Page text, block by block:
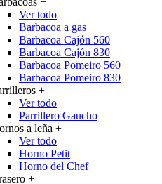
Ver todo
Barbacoa a gas
Barbacoa Cajón 560
Barbacoa Cajón 830
Barbacoa Pomeiro 560
Barbacoa Pomeiro 830
+
Ver todo
Parrillero Gaucho
a leña +
Ver todo
Horno Petit
Horno del Chef
+